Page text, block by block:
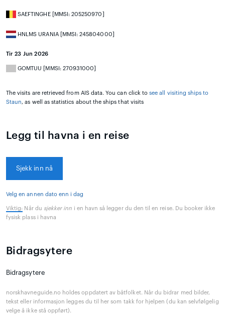
SAEFTINGHE [MMSI: 205250970]
HNLMS URANIA [MMSI: 245804000]
Tir 23 Jun 2026
GOMTUU [MMSI: 270931000]
The visits are retrieved from AIS data. You can click tosee all visiting ships to
Staun, as well as statistics about the ships that visits
Legg til havna i en reise
Sjekk inn nå
Velg en annen dato enn i dag
Viktig: Når du sjekker inn i en havn så legger du den til en reise. Du booker ikke
fysisk plass i havna
Bidragsytere
Bidragsytere
norskhavneguide.no holdes oppdatert av båtfolket. Når du bidrar med bilder,
tekst eller informasjon legges du til her som takk for hjelpen (du kan selvfølgelig
velge å ikke stå oppført).